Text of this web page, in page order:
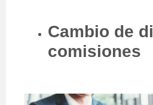
Cambio de
comisiones